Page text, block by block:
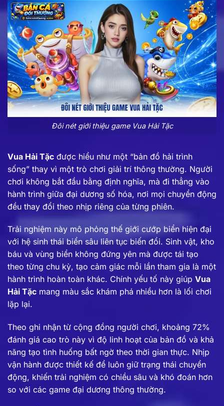
Đôi nét giới thiệu game Vua Hải Tặc
Vua Hải Tặc được hiểu như một “bản đồ hải trình
sống” thay vì một trò chơi giải trí thông thường. Người
chơi không bắt đầu bằng định nghĩa, mà đi thẳng vào
hành trình giữa đại dương số hóa, nơi mọi chuyển động
đều thay đổi theo nhịp riêng của từng phiên.
Trải nghiệm này mô phỏng thế giới cướp biển hiện đại
với hệ sinh thái biển sâu liên tục biến đổi. Sinh vật, kho
báu và vùng biển không đứng yên mà được tái tạo
theo từng chu kỳ, tạo cảm giác mỗi lần tham gia là một
hành trình hoàn toàn khác. Chính yếu tố này giúp Vua
Hải Tặc mang màu sắc khám phá nhiều hơn là lối chơi
lặp lại.
Theo ghi nhận từ cộng đồng người chơi, khoảng 72%
đánh giá cao trò này vì độ linh hoạt của bản đồ và khả
năng tạo tình huống bất ngờ theo thời gian thực. Nhịp
vận hành được thiết kế để luôn giữ trạng thái chuyển
động, khiến trải nghiệm có chiều sâu và khó đoán hơn
so với các game đại dương thông thường.